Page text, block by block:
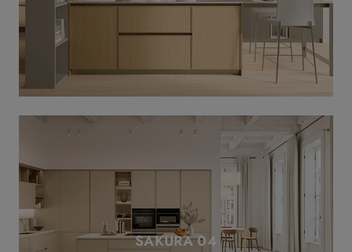
SAKURA 04